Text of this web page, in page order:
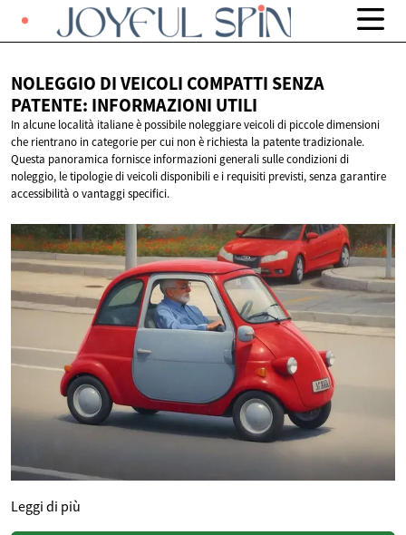
NOLEGGIO DI VEICOLI COMPATTI SENZA
PATENTE: INFORMAZIONI UTILI
In alcune località italiane è possibile noleggiare veicoli di piccole dimensioni
che rientrano in categorie per cui non è richiesta la patente tradizionale.
Questa panoramica fornisce informazioni generali sulle condizioni di
noleggio, le tipologie di veicoli disponibili e i requisiti previsti, senza garantire
accessibilità o vantaggi specifici.
Leggi di più